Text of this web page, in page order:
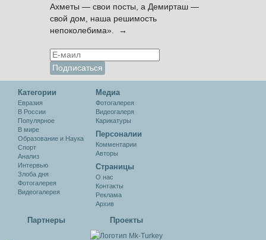
Ахметы — свои посты, а Демирташ —
свой дом, наша решимость
непоколебима». →
Категории
Евразия
В России
Популярное
В мире
Образование и Наука
Спорт
Анализ
Интервью
Злоба дня
Фотогалерея
Видеогалерея
Медиа
Фотогалерея
Видеогалеря
Карикатуры
Персоналии
Комментарии
Авторы
Cтраницы
О нас
Контакты
Реклама
Архив
Партнеры Проекты